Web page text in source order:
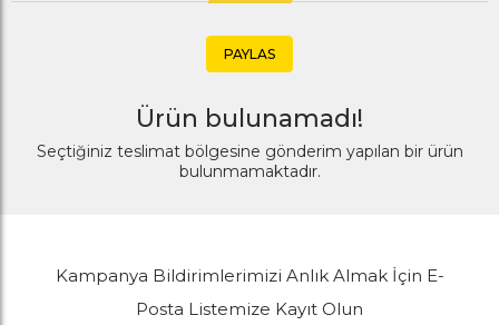
PAYLAS
Ürün bulunamadı!
Seçtiğiniz teslimat bölgesine gönderim yapılan bir ürün
bulunmamaktadır.
Kampanya Bildirimlerimizi Anlık Almak İçin E-
Posta Listemize Kayıt Olun